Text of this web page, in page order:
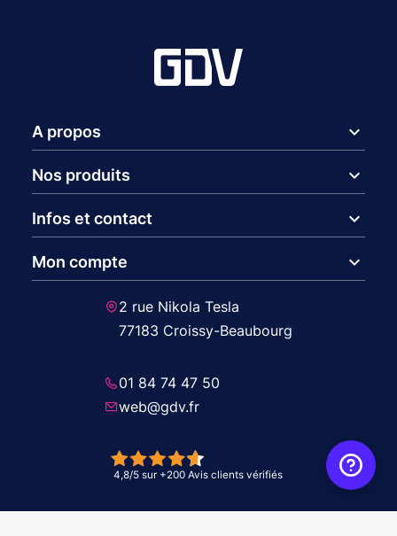
A propos expand_more
Nos produits expand_more
Infos et contact expand_more
Mon compte expand_more
2 rue Nikola Tesla
77183 Croissy-Beaubourg
01 84 74 47 50
web@gdv.fr